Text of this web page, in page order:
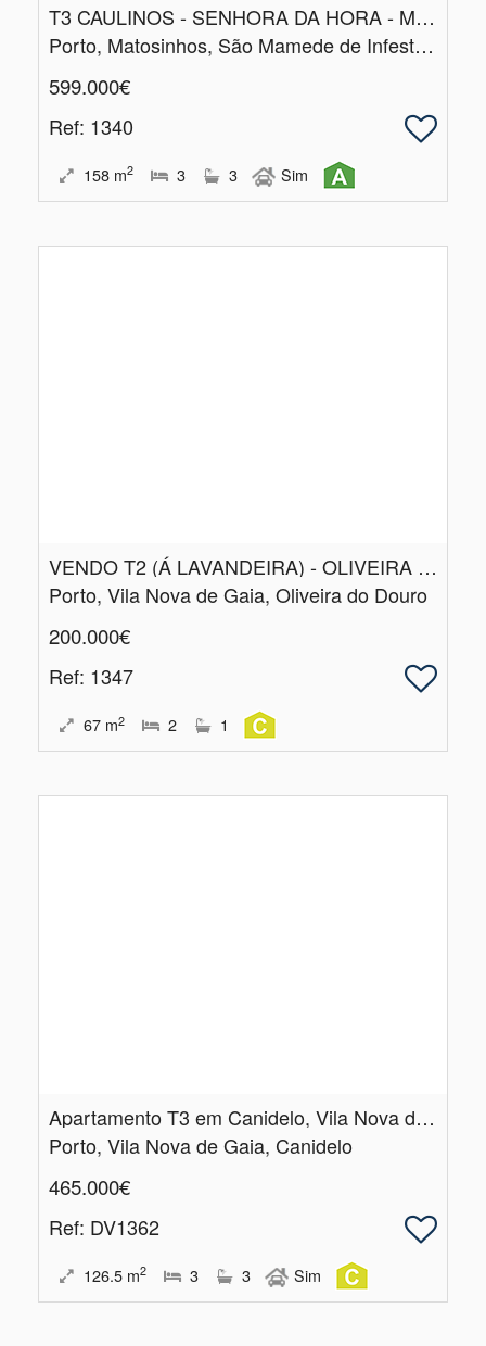
T3 CAULINOS - SENHORA DA HORA - MATOSINHOS
Porto, Matosinhos, São Mamede de Infesta e Senhora da Hora
599.000€
Ref: 1340
158 m2 3 3 Sim
VENDO T2 (Á LAVANDEIRA) - OLIVEIRA DO DOURO -VILA NOVA DE GAIA
Porto, Vila Nova de Gaia, Oliveira do Douro
200.000€
Ref: 1347
67 m2 2 1
Apartamento T3 em Canidelo, Vila Nova de Gaia, Porto
Porto, Vila Nova de Gaia, Canidelo
465.000€
Ref: DV1362
126.5 m2 3 3 Sim